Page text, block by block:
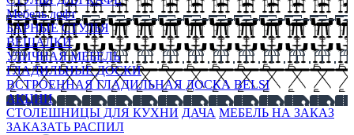
Мебель лофт
БАРНЫЕ СТУЛЬЯ
ВЕШАЛКИ
УЛИЧНАЯ МЕБЕЛЬ
ГЛАДИЛЬНЫЕ ДОСКИ
ВСТРОЕННАЯ ГЛАДИЛЬНАЯ ДОСКА BELSI
АКЦИИ
СТОЛЕШНИЦЫ ДЛЯ КУХНИ ДАЧА МЕБЕЛЬ НА ЗАКАЗ
ЗАКАЗАТЬ РАСПИЛ